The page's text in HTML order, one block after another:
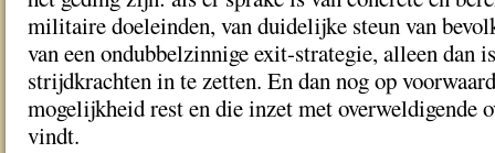
militaire doeleinden, van duidelijke steun van
van een ondubbelzinnige exit-strategie, alleen dan
strijdkrachten in te zetten. En dan nog op
mogelijkheid rest en die inzet met overweldigende
vindt.